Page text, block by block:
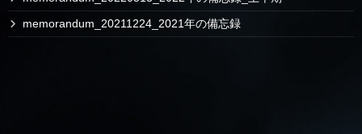
memorandum_20211224_2021年の備忘録